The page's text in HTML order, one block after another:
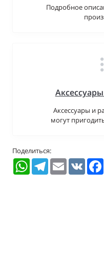
Подробное
Аксессуары и
могут
Поделиться:
WhatsAppTelegramEmail VK